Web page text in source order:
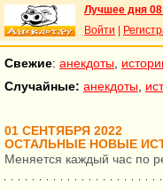
Лучшее дня 08
Войти
Свежие: анекдоты
Случайные: анекдоты
01 СЕНТЯБРЯ 2022
ОСТАЛЬНЫЕ НОВЫЕ
Меняется каждый час по